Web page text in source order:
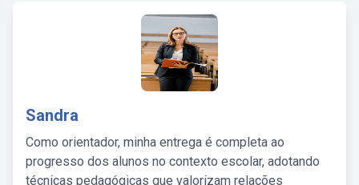
Sandra
Como orientador, minha entrega é completa ao
progresso dos alunos no contexto escolar, adotando
técnicas pedagógicas que valorizam relações